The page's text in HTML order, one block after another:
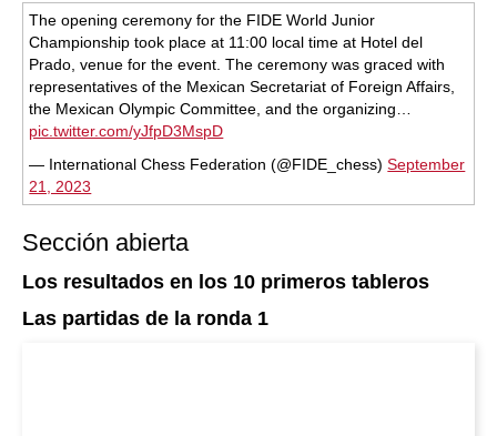
The opening ceremony for the FIDE World Junior
Championship took place at 11:00 local time at Hotel del
Prado, venue for the event. The ceremony was graced with
representatives of the Mexican Secretariat of Foreign Affairs,
the Mexican Olympic Committee, and the organizing…
pic.twitter.com/yJfpD3MspD
— International Chess Federation (@FIDE_chess)September
21, 2023
Sección abierta
Los resultados en los 10 primeros tableros
Las partidas de la ronda 1